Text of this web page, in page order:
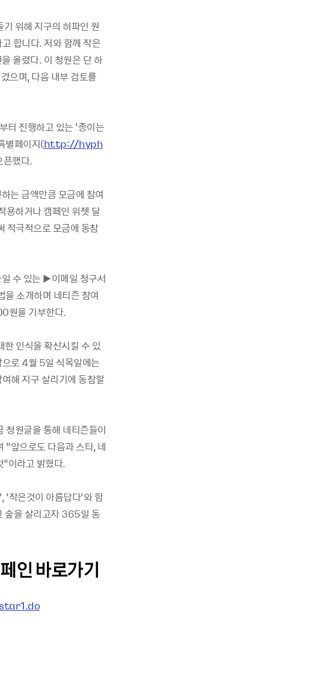
위해 지구의 허파인 원
합니다. 저와 함께 작은
올렸다. 이 청원은 단 하
으며, 다음 내부 검토를
터 진행하고 있는 '종이는
별페이지(http://hyph
픈했다.
는 금액만큼 모금에 참여
용하거나 캠페인 위젯 달
적극적으로 모금에 동참
수 있는 ▶이메일 청구서
소개하며 네티즌 참여
원을 기부한다.
한 인식을 확산시킬 수 있
로 4월 5일 식목일에는
해 지구 살리기에 동참할
청원글을 통해 네티즌들이
“앞으로도 다음과 스타, 네
이라고 밝혔다.
‘작은것이 아름답다’와 함
숲을 살리고자 365일 동
인 바로가기